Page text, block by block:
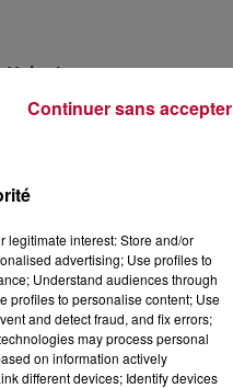
Voir plus
LA MJC DE
legitimate interest: Store and/or
advertising; Use profiles to
Understand audiences through
profiles to personalise content; Use
and detect fraud, and fix errors;
may process personal
on information actively
different devices; Identify devices
Continuer sans accepter